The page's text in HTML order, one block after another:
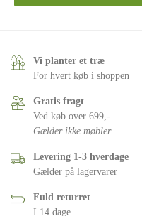
Vi planter et træ
For hvert køb i shoppen
Gratis fragt
Ved køb over 699,-
Gælder ikke møbler
Levering 1-3 hverdage
Gælder på lagervarer
Fuld returret
I 14 dage